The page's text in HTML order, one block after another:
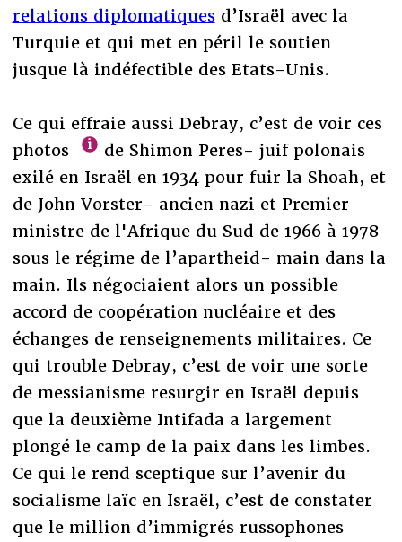
relations diplomatiquesd’Israël avec la
Turquie et qui met en péril le soutien
jusque là indéfectible des Etats-Unis.
Ce qui effraie aussi Debray, c’est de voir ces
photos
de Shimon Peres- juif polonais
exilé en Israël en 1934 pour fuir la Shoah, et
de John Vorster- ancien nazi et Premier
ministre de l'Afrique du Sud de 1966 à 1978
sous le régime de l’apartheid- main dans la
main. Ils négociaient alors un possible
accord de coopération nucléaire et des
échanges de renseignements militaires. Ce
qui trouble Debray, c’est de voir une sorte
de messianisme resurgir en Israël depuis
que la deuxième Intifada a largement
plongé le camp de la paix dans les limbes.
Ce qui le rend sceptique sur l’avenir du
socialisme laïc en Israël, c’est de constater
que le million d’immigrés russophones